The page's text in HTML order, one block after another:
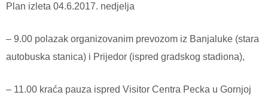
Plan izleta 04.6.2017. nedjelja
– 9.00 polazak organizovanim prevozom iz Banjaluke (stara
autobuska stanica) i Prijedor (ispred gradskog stadiona),
– 11.00 kraća pauza ispred Visitor Centra Pecka u Gornjoj